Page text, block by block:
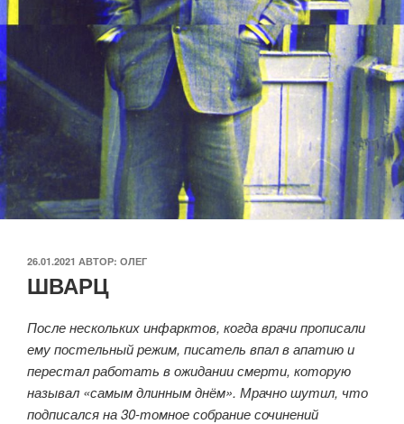
ОПУБЛИКОВАНО
26.01.2021 АВТОР: ОЛЕГ
ШВАРЦ
После нескольких инфарктов, когда врачи прописали
ему постельный режим, писатель впал в апатию и
перестал работать в ожидании смерти, которую
называл «самым длинным днём». Мрачно шутил, что
подписался на 30-томное собрание сочинений